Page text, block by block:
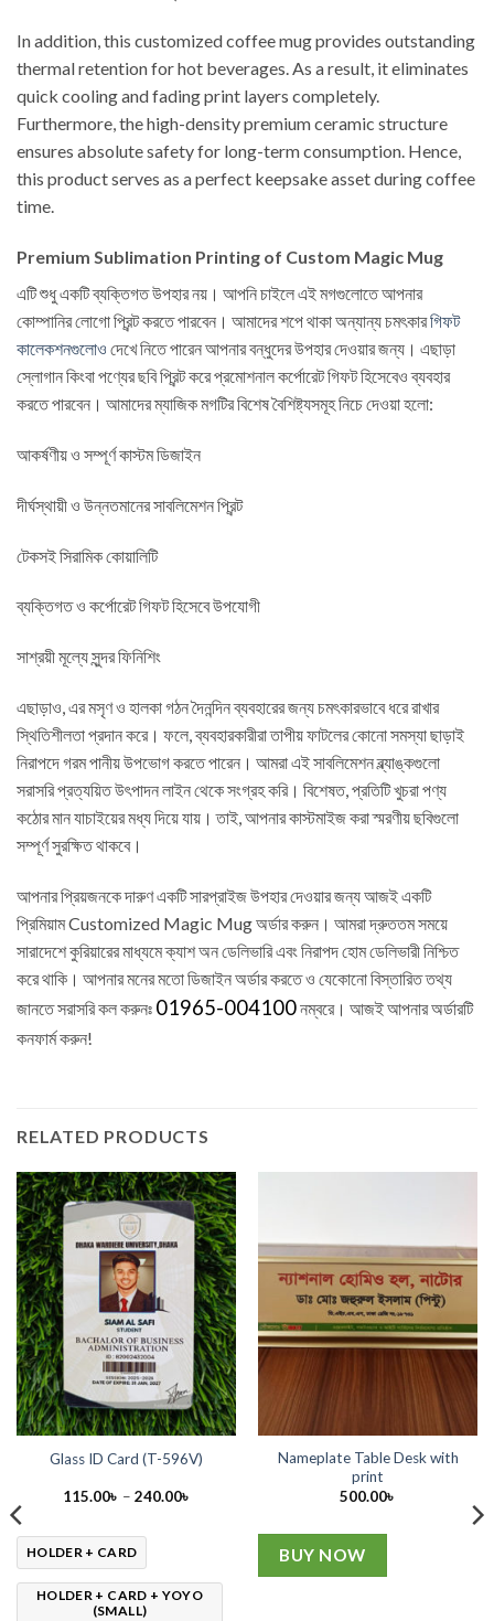
In addition, this customized coffee mug provides outstanding
thermal retention for hot beverages. As a result, it eliminates
quick cooling and fading print layers completely.
Furthermore, the high-density premium ceramic structure
ensures absolute safety for long-term consumption. Hence,
this product serves as a perfect keepsake asset during coffee
time.
Premium Sublimation Printing of Custom Magic Mug
এটি শুধু একটি ব্যক্তিগত উপহার নয়। আপনি চাইলে এই মগগুলোতে আপনার
কোম্পানির লোগো প্রিন্ট করতে পারবেন। আমাদের শপে থাকা অন্যান্য চমৎকারগিফট
কালেকশনগুলোও দেখে নিতে পারেন আপনার বন্ধুদের উপহার দেওয়ার জন্য। এছাড়া
স্লোগান কিংবা পণ্যের ছবি প্রিন্ট করে প্রমোশনাল কর্পোরেট গিফট হিসেবেও ব্যবহার
করতে পারবেন। আমাদের ম্যাজিক মগটির বিশেষ বৈশিষ্ট্যসমূহ নিচে দেওয়া হলো:
আকর্ষণীয় ও সম্পূর্ণ কাস্টম ডিজাইন
দীর্ঘস্থায়ী ও উন্নতমানের সাবলিমেশন প্রিন্ট
টেকসই সিরামিক কোয়ালিটি
ব্যক্তিগত ও কর্পোরেট গিফট হিসেবে উপযোগী
সাশ্রয়ী মূল্যে সুন্দর ফিনিশিং
এছাড়াও, এর মসৃণ ও হালকা গঠন দৈনন্দিন ব্যবহারের জন্য চমৎকারভাবে ধরে রাখার
স্থিতিশীলতা প্রদান করে। ফলে, ব্যবহারকারীরা তাপীয় ফাটলের কোনো সমস্যা ছাড়াই
নিরাপদে গরম পানীয় উপভোগ করতে পারেন। আমরা এই সাবলিমেশন ব্ল্যাঙ্কগুলো
সরাসরি প্রত্যয়িত উৎপাদন লাইন থেকে সংগ্রহ করি। বিশেষত, প্রতিটি খুচরা পণ্য
কঠোর মান যাচাইয়ের মধ্য দিয়ে যায়। তাই, আপনার কাস্টমাইজ করা স্মরণীয় ছবিগুলো
সম্পূর্ণ সুরক্ষিত থাকবে।
আপনার প্রিয়জনকে দারুণ একটি সারপ্রাইজ উপহার দেওয়ার জন্য আজই একটি
প্রিমিয়াম Customized Magic Mug অর্ডার করুন। আমরা দ্রুততম সময়ে
সারাদেশে কুরিয়ারের মাধ্যমে ক্যাশ অন ডেলিভারি এবং নিরাপদ হোম ডেলিভারী নিশ্চিত
করে থাকি। আপনার মনের মতো ডিজাইন অর্ডার করতে ও যেকোনো বিস্তারিত তথ্য
জানতে সরাসরি কল করুনঃ 01965-004100নম্বরে। আজই আপনার অর্ডারটি
কনফার্ম করুন!
RELATED PRODUCTS
Glass ID Card (T-596V)
115.00৳ – 240.00৳
HOLDER + CARD
HOLDER + CARD + YOYO
(SMALL)
Nameplate Table Desk with
print
500.00৳
BUY NOW